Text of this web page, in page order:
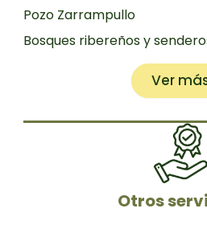
Pozo Zarrampullo
Bosques ribereños y
Ver
Otros